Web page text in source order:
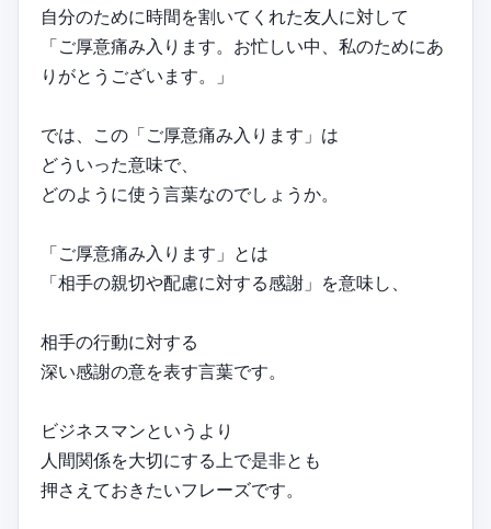
自分のために時間を割いてくれた友人に対して
「ご厚意痛み入ります。お忙しい中、私のためにあ
りがとうございます。」
では、この「ご厚意痛み入ります」は
どういった意味で、
どのように使う言葉なのでしょうか。
「ご厚意痛み入ります」とは
「相手の親切や配慮に対する感謝」を意味し、
相手の行動に対する
深い感謝の意を表す言葉です。
ビジネスマンというより
人間関係を大切にする上で是非とも
押さえておきたいフレーズです。